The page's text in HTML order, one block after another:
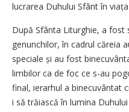
lucrarea Duhului Sfânt în
După Sfânta Liturghie, a fost
genunchilor, în cadrul căreia
speciale și au fost
limbilor ca de foc ce s-au
final, ierarhul a binecuvântat
i să trăiască în lumina